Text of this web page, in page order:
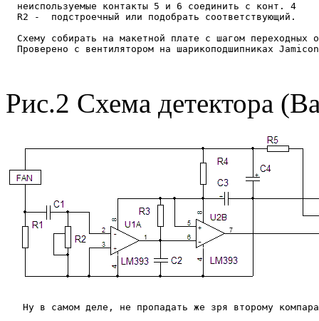
  неиспользуемые контакты 5 и 6 соединить с конт. 4
  R2 -  подстроечный или подобрать соответствующий.
Схему собирать на макетной плате с шагом переходных
Проверено с вентилятором на шарикоподшипниках
Рис.2 Схема детектора
Ну в самом деле, не пропадать же зря второму